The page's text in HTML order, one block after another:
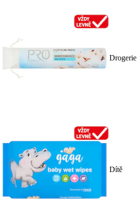
Drogerie
Dítě